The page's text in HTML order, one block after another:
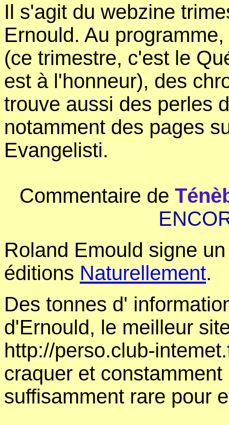
Il s'agit du webzine
Ernould. Au
(ce trimestre, c'est le
est à l'honneur), des
trouve aussi des perles
notamment des pages
Evangelisti.
Commentaire de
Roland Emould signe
éditions Naturellement.
Des tonnes d'
d'Ernould, le meilleur
http://perso.club-
craquer et
suffisamment rare pour